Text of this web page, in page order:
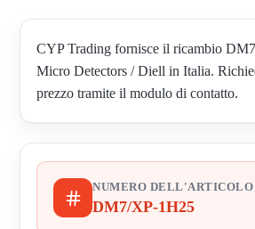
CYP Trading fornisce il ricambio
Micro Detectors / Diell in Italia.
prezzo tramite il modulo di contatto.
NUMERO DELL'ARTICOLO
DM7/XP-1H25